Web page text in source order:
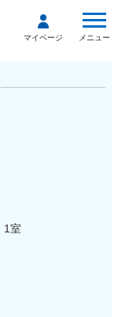
マイページ メニュー
1室